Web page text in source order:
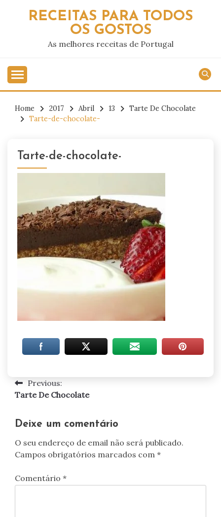
RECEITAS PARA TODOS
OS GOSTOS
As melhores receitas de Portugal
Home 2017 Abril 13
Tarte De Chocolate
Tarte-de-chocolate-
Tarte-de-chocolate-
Navegação
artigos
Previous:
Tarte De Chocolate
Deixe um comentário
O seu endereço de email não será publicado.
Campos obrigatórios marcados com *
Comentário *